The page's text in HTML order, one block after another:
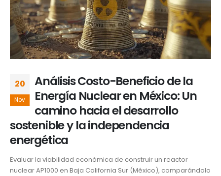
20
Nov
Análisis Costo-Beneficio de la
Energía Nuclear en México: Un
camino hacia el desarrollo
sostenible y la independencia
energética
Evaluar la viabilidad económica de construir un reactor
nuclear AP1000 en Baja California Sur (México), comparándolo